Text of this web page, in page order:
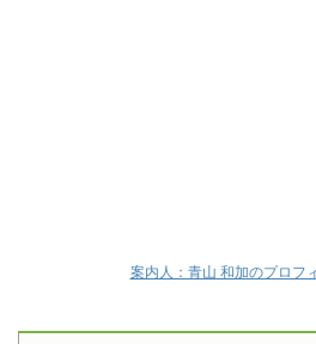
案内人：青山 和加のプロフ